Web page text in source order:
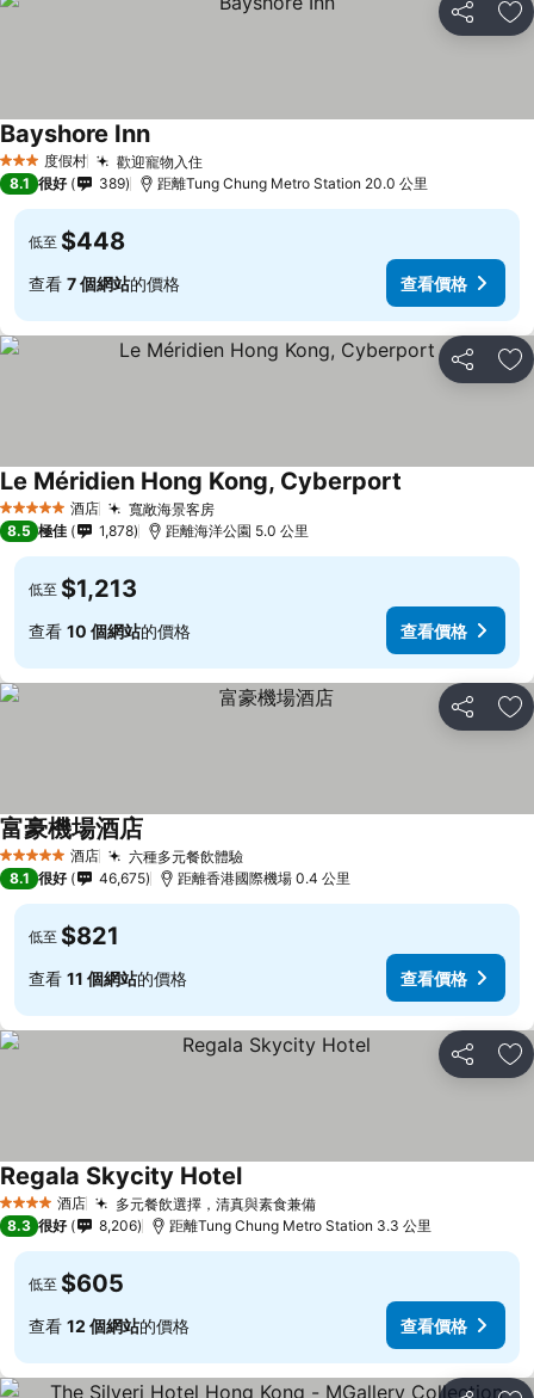
分享 放
3 星級 度假村 歡迎寵物入住
Bayshore Inn
8.1 很好 389 距離Tung Chung Metro Station 20.0 公里
低至 $448
查看 7 個網站的價格 查看價格
分享 放
5 星級 酒店 寬敞海景客房
Le Méridien Hong Kong, Cyberport
8.5 極佳 1,878 距離海洋公園 5.0 公里
低至 $1,213
查看 10 個網站的價格 查看價格
分享 放
5 星級 酒店 六種多元餐飲體驗
富豪機場酒店
8.1 很好 46,675 距離香港國際機場 0.4 公里
低至 $821
查看 11 個網站的價格 查看價格
分享 放
4 星級 酒店 多元餐飲選擇，清真與素食兼備
Regala Skycity Hotel
8.3 很好 8,206 距離Tung Chung Metro Station 3.3 公里
低至 $605
查看 12 個網站的價格 查看價格